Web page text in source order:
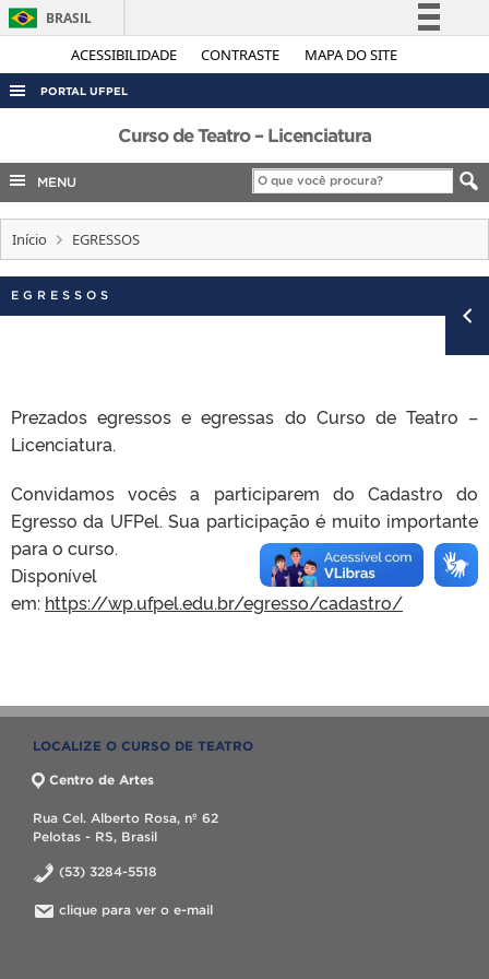
ACESSIBILIDADE CONTRASTE MAPA DO SITE
BRASIL
Simplifique!
Legislação
Canais
PORTAL UFPEL
ACESSO À INFORMAÇÃO
AUDITORIA
COBALTO
CONCURSOS
EDITAIS
INTERNACIONAL
TELEFONES
Curso de Teatro – Licenciatura
MENU
Início EGRESSOS
EGRESSOS
Prezados egressos e egressas do Curso de Teatro –
Licenciatura.
Convidamos vocês a participarem do Cadastro do
Egresso da UFPel. Sua participação é muito importante
para o curso.
Disponível
em: https://wp.ufpel.edu.br/egresso/cadastro/
LOCALIZE O CURSO DE TEATRO
Centro de Artes
Rua Cel. Alberto Rosa, nº 62
Pelotas - RS, Brasil
(53) 3284-5518
clique para ver o e-mail